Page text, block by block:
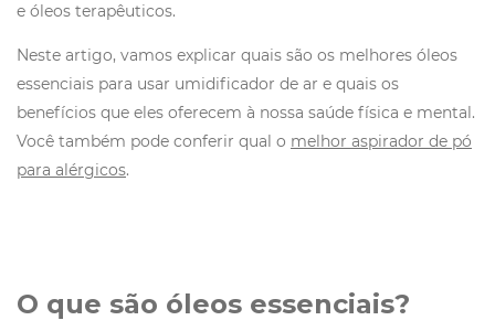
e óleos terapêuticos.
Neste artigo, vamos explicar quais são os melhores óleos
essenciais para usar umidificador de ar e quais os
benefícios que eles oferecem à nossa saúde física e mental.
Você também pode conferir qual o melhor aspirador de pó
para alérgicos.
O que são óleos essenciais?